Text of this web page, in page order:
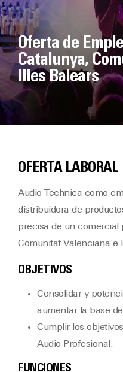
Oferta de
Catalunya,
Illes Balears
OFERTA LABORAL
Audio-Technica como
distribuidora de
precisa de un comercial
Comunitat Valenciana e
OBJETIVOS
Consolidar y
aumentar la base
Cumplir los
Audio Profesional.
FUNCIONES